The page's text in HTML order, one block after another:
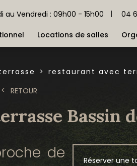
au Vendredi : 09h00 - 15h00 04
Locations de salles
restaurant avec
RETOUR
Bassin
de
Réserver une